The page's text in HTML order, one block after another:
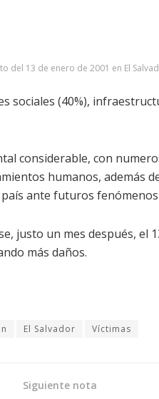
del 13 de enero de 2001 en El
sociales (40%),
considerable, con
humanos, además
ante futuros
justo un mes después, el
más daños.
El Salvador Víctimas
Siguiente nota